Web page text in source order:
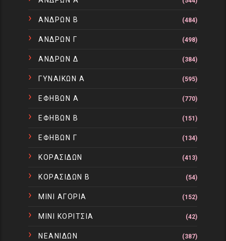
ΑΝΔΡΩΝ Β (484)
ΑΝΔΡΩΝ Γ (498)
ΑΝΔΡΩΝ Δ (384)
ΓΥΝΑΙΚΩΝ Α (595)
ΕΦΗΒΩΝ Α (770)
ΕΦΗΒΩΝ Β (151)
ΕΦΗΒΩΝ Γ (134)
ΚΟΡΑΣΙΔΩΝ (413)
ΚΟΡΑΣΙΔΩΝ Β (54)
ΜΙΝΙ ΑΓΟΡΙΑ (152)
ΜΙΝΙ ΚΟΡΙΤΣΙΑ (42)
ΝΕΑΝΙΔΩΝ (387)